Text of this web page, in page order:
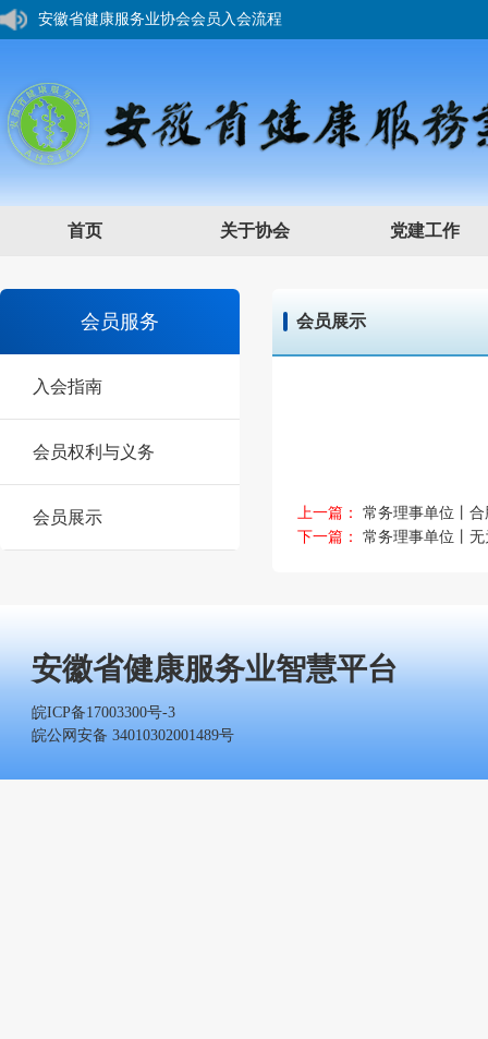
安徽省健康服务业协会会员入会流程
首页 关于协会 党建工作
会员服务
入会指南
会员权利与义务
会员展示
会员展示
上一篇： 常务理事单位丨
下一篇： 常务理事单位丨
安徽省健康服务业智慧平台
皖ICP备17003300号-3
皖公网安备 34010302001489号